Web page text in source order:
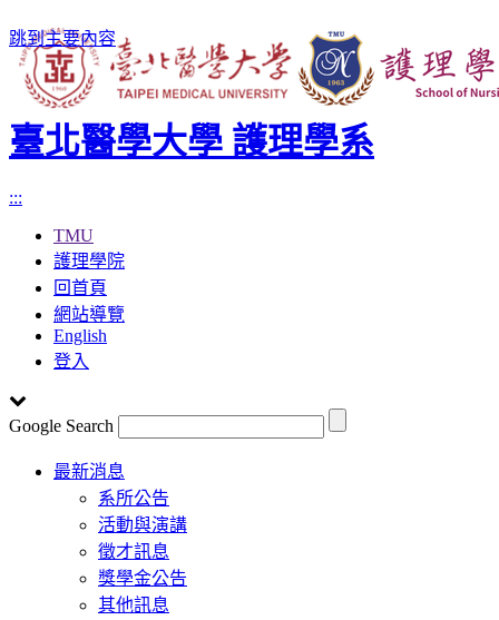
跳到主要內容
臺北醫學大學 護理學系
:::
TMU
護理學院
回首頁
網站導覽
English
登入
Google Search
Toggle
navigation
最新消息
系所公告
活動與演講
徵才訊息
獎學金公告
其他訊息